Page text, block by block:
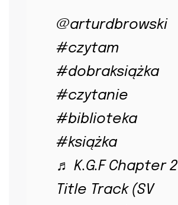
@arturdbrowski
#czytam
#dobraksiążka
#czytanie
#biblioteka
#książka
♬ K.G.F Chapter 2
Title Track (SV